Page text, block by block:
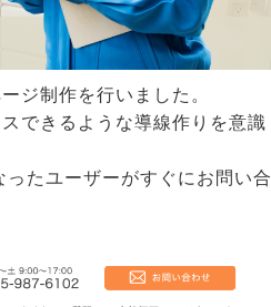
ジ制作を行いました。
できるような導線作りを意識
たユーザーがすぐにお問い合